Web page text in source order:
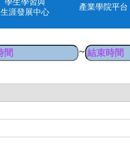
生涯發展中心
產業學院平台
~